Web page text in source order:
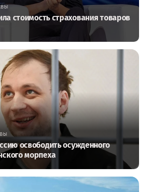
стоимость страхования товаров
освободить осужденного
морпеха